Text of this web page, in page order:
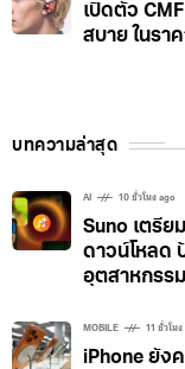
เปิดตัว
สบาย ในรา
บทความล่าสุด
AI 10 ชั่วโมง ago
Suno เตรีย
ดาวน์โหลด
อุตสาหกรร
MOBILE 11 ชั่วโม
iPhone ยัง